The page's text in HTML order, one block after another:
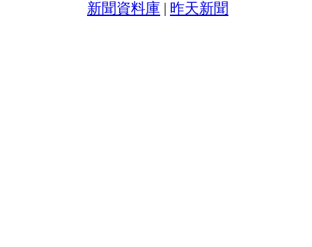
新聞資料庫 昨天新聞